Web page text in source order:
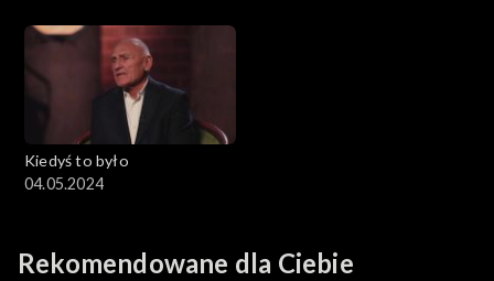
Kiedyś to było
04.05.2024
Rekomendowane dla Ciebie